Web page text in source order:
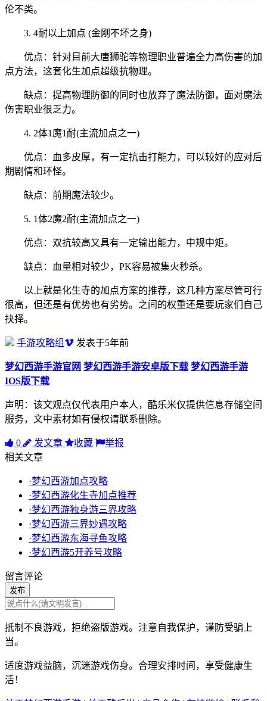
伦不类。
3. 4耐以上加点 (金刚不坏之身)
优点：针对目前大唐狮驼等物理职业普遍全力高伤害的加
点方法，这套化生加点超级抗物理。
缺点：提高物理防御的同时也放弃了魔法防御，面对魔法
伤害职业很乏力。
4. 2体1魔1耐(主流加点之一)
优点：血多皮厚，有一定抗击打能力，可以较好的应对后
期剧情和环怪。
缺点：前期魔法较少。
5. 1体2魔2耐(主流加点之一)
优点：双抗较高又具有一定输出能力，中规中矩。
缺点：血量相对较少，PK容易被集火秒杀。
以上就是化生寺的加点方案的推荐，这几种方案尽管可行
很高，但还是有优势也有劣势。之间的权重还是要玩家们自己
抉择。
手游攻略组 发表于5年前
梦幻西游手游官网 梦幻西游手游安卓版下载 梦幻西游手游
IOS版下载
声明：该文观点仅代表用户本人，酷乐米仅提供信息存储空间
服务，文中素材如有侵权请联系删除。
0 发文章 收藏
举报
相关文章
·梦幻西游加点攻略
·梦幻西游化生寺加点推荐
·梦幻西游独身游三界攻略
·梦幻西游三界妙遇攻略
·梦幻西游东海寻鱼攻略
·梦幻西游5开养号攻略
留言评论
发布
抵制不良游戏，拒绝盗版游戏。注意自我保护，谨防受骗上
当。
适度游戏益脑，沉迷游戏伤身。合理安排时间，享受健康生
活！